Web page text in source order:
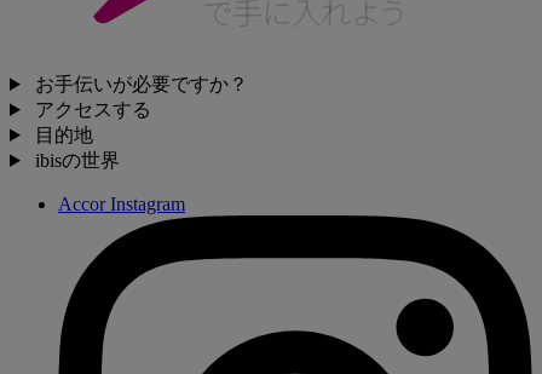
お手伝いが必要ですか？
アクセスする
目的地
ibisの世界
Accor Instagram